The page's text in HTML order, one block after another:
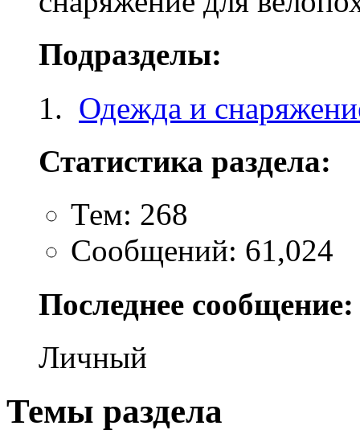
Подразделы:
Одежда и
Статистика раздела:
Тем: 268
Сообщений: 61,024
Последнее сообщение:
Личный
Темы раздела